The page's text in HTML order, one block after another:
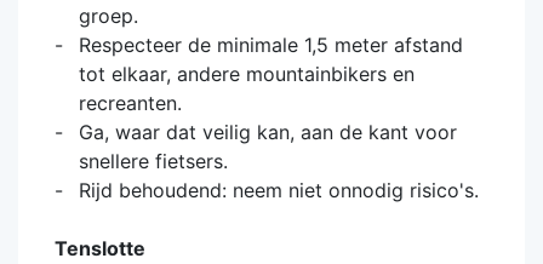
groep.
Respecteer de minimale 1,5 meter afstand
tot elkaar, andere mountainbikers en
recreanten.
Ga, waar dat veilig kan, aan de kant voor
snellere fietsers.
Rijd behoudend: neem niet onnodig risico's.
Tenslotte